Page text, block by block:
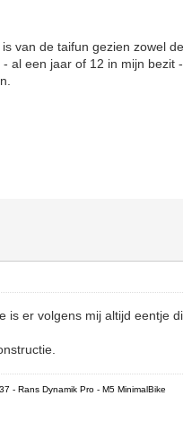
van de taifun gezien zowel
al een jaar of 12 in mijn bezit
is er volgens mij altijd eentje
- Rans Dynamik Pro - M5 MinimalBike